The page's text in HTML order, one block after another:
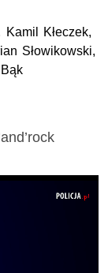
Kłeczek,
Słowikowski,